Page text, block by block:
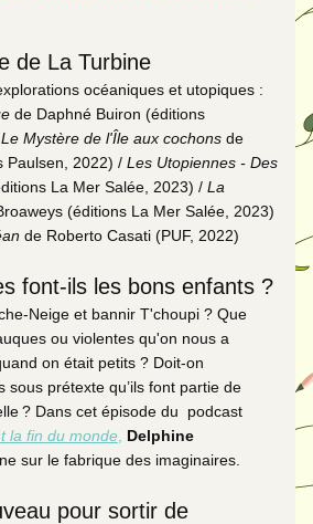
de La Turbine
de Daphné Buiron (éditions
Le Mystère de l'Île aux cochons de
Paulsen, 2022) / Les Utopiennes - Des
La Mer Salée, 2023) / La
(éditions La Mer Salée, 2023)
de Roberto Casati (PUF, 2022)
Neige et bannir T'choupi ? Que
ou violentes qu'on nous a
on était petits ? Doit-on
sous prétexte qu’ils font partie de
la fin du monde Delphine
sur le fabrique des imaginaires.
pour sortir de